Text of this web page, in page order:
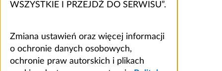
WSZYSTKIE I PRZEJDŹ DO SERWISU”.
Zmiana ustawień oraz więcej informacji
o ochronie danych osobowych,
ochronie praw autorskich i plikach